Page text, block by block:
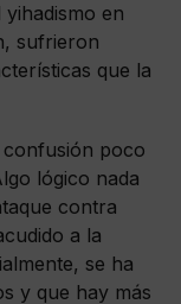
en
sufrieron
que la
confusión poco
lógico nada
contra
a la
se ha
y que hay más